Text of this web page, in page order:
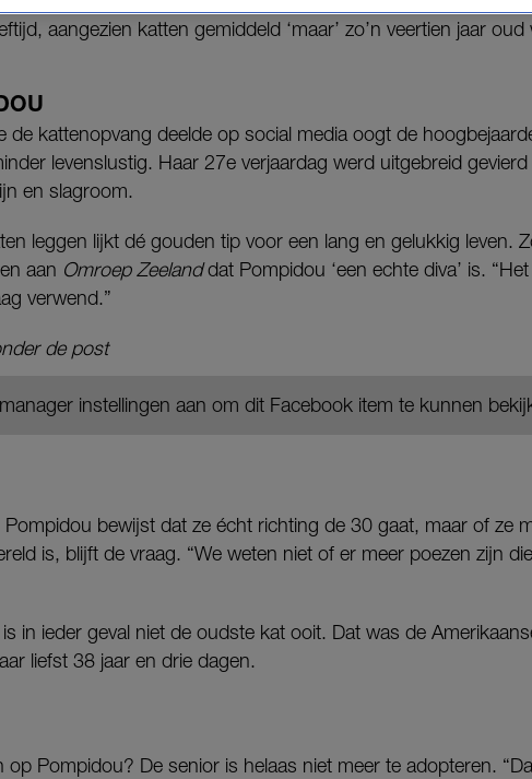
aangezien katten gemiddeld ‘maar’ zo’n veertien jaar
de kattenopvang deelde op social media oogt de
levenslustig. Haar 27e verjaardag werd uitgebreid
en slagroom.
leggen lijkt dé gouden tip voor een lang en gelukkig leven.
aan Omroep Zeelanddat Pompidou ‘een echte diva’ is.
verwend.”
de post
instellingen aan om dit Facebook item te kunnen
bewijst dat ze écht richting de 30 gaat, maar of ze
is, blijft de vraag. “We weten niet of er meer poezen zijn
is in ieder geval niet de oudste kat ooit. Dat was de
liefst 38 jaar en drie dagen.
op Pompidou? De senior is helaas niet meer te adopteren.